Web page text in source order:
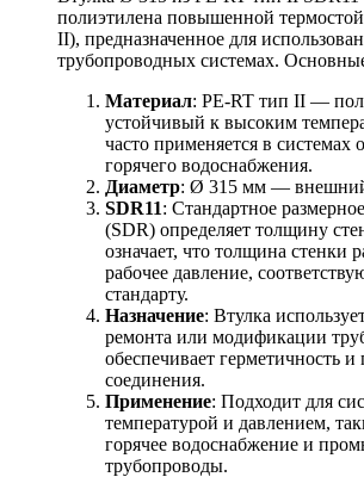
полиэтилена повышенной
II), предназначенное для
трубопроводных системах.
Материал: PE-RT тип II —
устойчивый к высоким
часто применяется в системах
горячего водоснабжения.
Диаметр: Ø 315 мм — внешний
SDR11: Стандартное
(SDR) определяет толщину
означает, что толщина стенки
рабочее давление,
стандарту.
Назначение: Втулка
ремонта или модификации
обеспечивает герметичность и
соединения.
Применение: Подходит для
температурой и давлением,
горячее водоснабжение и
трубопроводы.